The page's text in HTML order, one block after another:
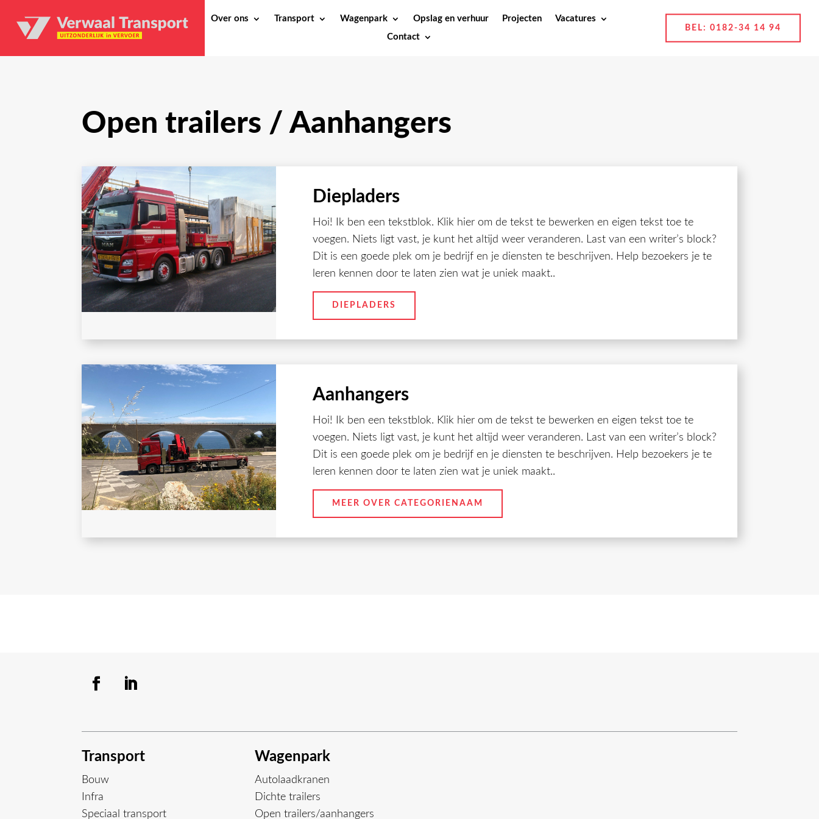
Over ons Transport Wagenpark Opslag en verhuur Projecten
Vacatures
Contact
BEL: 0182-34 14 94
Open trailers / Aanhangers
Diepladers
Hoi! Ik ben een tekstblok. Klik hier om de tekst te bewerken en eigen tekst toe te
voegen. Niets ligt vast, je kunt het altijd weer veranderen. Last van een writer’s block?
Dit is een goede plek om je bedrijf en je diensten te beschrijven. Help bezoekers je te
leren kennen door te laten zien wat je uniek maakt..
DIEPLADERS
Aanhangers
Hoi! Ik ben een tekstblok. Klik hier om de tekst te bewerken en eigen tekst toe te
voegen. Niets ligt vast, je kunt het altijd weer veranderen. Last van een writer’s block?
Dit is een goede plek om je bedrijf en je diensten te beschrijven. Help bezoekers je te
leren kennen door te laten zien wat je uniek maakt..
MEER OVER CATEGORIENAAM
Transport
Bouw
Infra
Speciaal transport
Wagenpark
Autolaadkranen
Dichte trailers
Open trailers/aanhangers